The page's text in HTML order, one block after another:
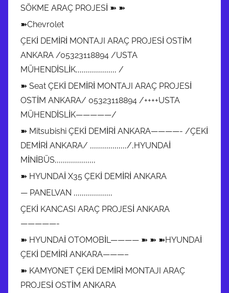
SÖKME ARAÇ PROJESİ ➽ ➽
➽Chevrolet
ÇEKİ DEMİRİ MONTAJI ARAÇ PROJESİ OSTİM
ANKARA /05323118894 /USTA
MÜHENDİSLİK,,,,,,,,,,,,,,,,,,,, /
➽ Seat ÇEKİ DEMİRİ MONTAJI ARAÇ PROJESİ
OSTİM ANKARA/ 05323118894 /++++USTA
MÜHENDİSLİK—————/
➽ Mitsubishi ÇEKİ DEMİRİ ANKARA————- /ÇEKİ
DEMİRİ ANKARA/ ,,,,,,,,,,,,,,,,,,/,HYUNDAİ
MİNİBÜS,,,,,,,,,,,,,,,,,,,,
➽ HYUNDAİ X35 ÇEKİ DEMİRİ ANKARA
— PANELVAN ,,,,,,,,,,,,,,,,,,,
ÇEKİ KANCASI ARAÇ PROJESİ ANKARA
—————-
➽ HYUNDAİ OTOMOBİL———— ➽ ➽ ➽HYUNDAİ
ÇEKİ DEMİRİ ANKARA———–
➽ KAMYONET ÇEKİ DEMİRİ MONTAJI ARAÇ
PROJESİ OSTİM ANKARA